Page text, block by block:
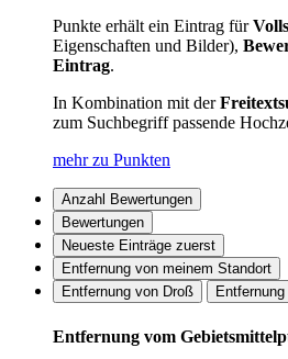
Punkte erhält ein Eintrag für
Eigenschaften und Bilder),
Eintrag.
In Kombination mit der
zum Suchbegriff passende
mehr zu Punkten
Anzahl Bewertungen
Bewertungen
Neueste Einträge zuerst
Entfernung von meinem Standort
Entfernung von Droß
Entfernung vom